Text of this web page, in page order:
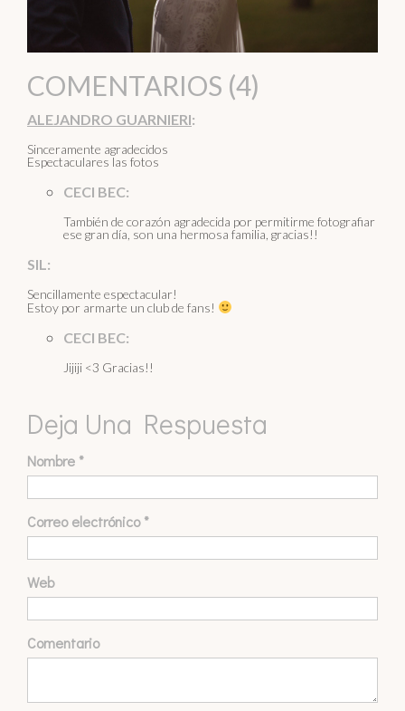
COMENTARIOS (4)
ALEJANDRO GUARNIERI:
Sinceramente agradecidos
Espectaculares las fotos
CECI BEC:
También de corazón agradecida por permitirme fotografiar
ese gran día, son una hermosa familia, gracias!!
SIL:
Sencillamente espectacular!
Estoy por armarte un club de fans!
CECI BEC:
Jijiji <3 Gracias!!
Deja Una Respuesta
Nombre *
Correo electrónico*
Web
Comentario